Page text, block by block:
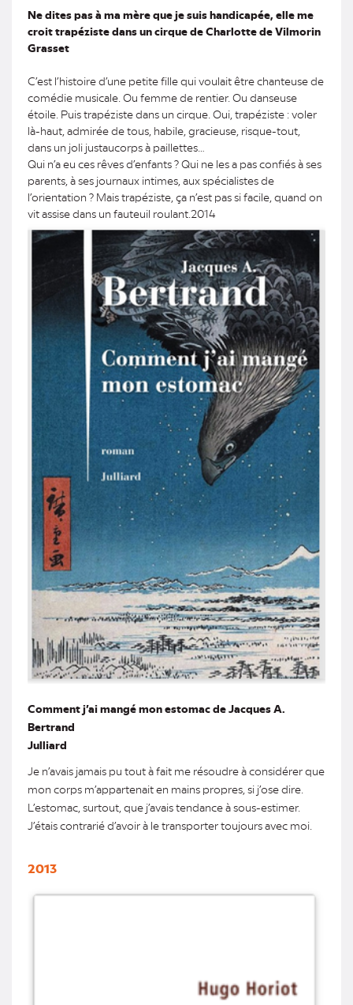
Ne dites pas à ma mère que je suis handicapée, elle me
croit trapéziste dans un cirque de Charlotte de Vilmorin
Grasset
C’est l’histoire d’une petite fille qui voulait être chanteuse de
comédie musicale. Ou femme de rentier. Ou danseuse
étoile. Puis trapéziste dans un cirque. Oui, trapéziste : voler
là-haut, admirée de tous, habile, gracieuse, risque-tout,
dans un joli justaucorps à paillettes…
Qui n’a eu ces rêves d’enfants ? Qui ne les a pas confiés à ses
parents, à ses journaux intimes, aux spécialistes de
l’orientation ? Mais trapéziste, ça n’est pas si facile, quand on
vit assise dans un fauteuil roulant.2014
Comment j’ai mangé mon estomac de Jacques A.
Bertrand
Julliard
Je n’avais jamais pu tout à fait me résoudre à considérer que
mon corps m’appartenait en mains propres, si j’ose dire.
L’estomac, surtout, que j’avais tendance à sous-estimer.
J’étais contrarié d’avoir à le transporter toujours avec moi.
2013